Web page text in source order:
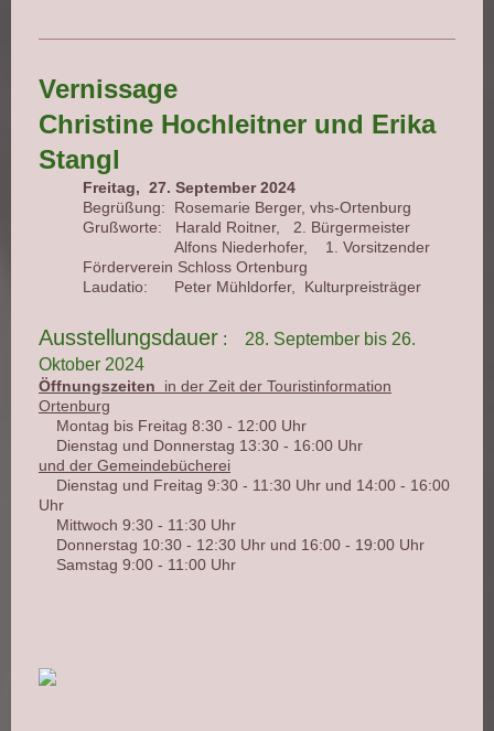
Vernissage
Christine Hochleitner und Erika
Stangl
Freitag, 27. September 2024
Begrüßung: Rosemarie Berger, vhs-Ortenburg
Grußworte: Harald Roitner, 2. Bürgermeister
Alfons Niederhofer,
1. Vorsitzender
Förderverein Schloss Ortenburg
Laudatio: Peter Mühldorfer, Kulturpreisträger
Ausstellungsdauer : 28. September bis 26.
Oktober 2024
Öffnungszeiten
in der Zeit der Touristinformation
Ortenburg
Montag bis Freitag 8:30 - 12:00 Uhr
Dienstag und Donnerstag 13:30 - 16:00 Uhr
und der Gemeindebücherei
Dienstag und Freitag 9:30 - 11:30 Uhr und 14:00 - 16:00
Uhr
Mittwoch 9:30 - 11:30 Uhr
Donnerstag 10:30 - 12:30 Uhr und 16:00 - 19:00 Uhr
Samstag 9:00 - 11:00 Uhr